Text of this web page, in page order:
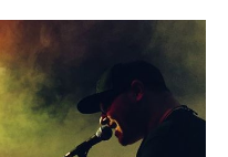
Allons fait son
de la vallée du